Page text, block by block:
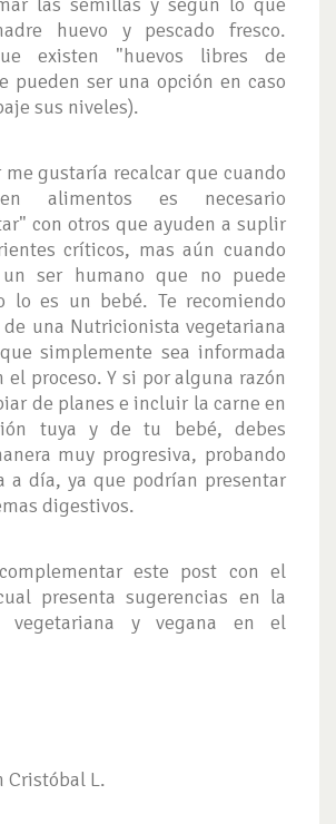
huevo y pescado fresco.
existen "huevos libres de
pueden ser una opción en caso
sus niveles).
gustaría recalcar que cuando
alimentos es necesario
con otros que ayuden a suplir
críticos, mas aún cuando
ser humano que no puede
lo es un bebé. Te recomiendo
una Nutricionista vegetariana
simplemente sea informada
el proceso. Y si por alguna razón
de planes e incluir la carne en
tuya y de tu bebé, debes
muy progresiva, probando
a día, ya que podrían presentar
digestivos.
este post con el
presenta sugerencias en la
vegetariana y vegana en el
Cristóbal L.